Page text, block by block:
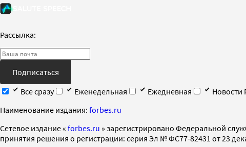
Рассылка:
Подписаться
Все сразу
Еженедельная Ежедневная
Новости
Наименование издания: forbes.ru
Cетевое издание « forbes.ru » зарегистрировано Федеральной
принятия решения о регистрации: серия Эл № ФС77-82431 от 23